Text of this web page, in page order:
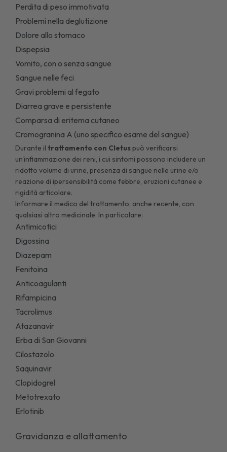
Perdita di peso immotivata
Problemi nella deglutizione
Dolore allo stomaco
Dispepsia
Vomito, con o senza sangue
Sangue nelle feci
Gravi problemi al fegato
Diarrea grave e persistente
Comparsa di eritema cutaneo
Cromogranina A (uno specifico esame del sangue)
Durante iltrattamento con Cletuspuò verificarsi
un'infiammazione dei reni, i cui sintomi possono includere un
ridotto volume di urine, presenza di sangue nelle urine e/o
reazione di ipersensibilità come febbre, eruzioni cutanee e
rigidità articolare.
Informare il medico del trattamento, anche recente, con
qualsiasi altro medicinale. In particolare:
Antimicotici
Digossina
Diazepam
Fenitoina
Anticoagulanti
Rifampicina
Tacrolimus
Atazanavir
Erba di San Giovanni
Cilostazolo
Saquinavir
Clopidogrel
Metotrexato
Erlotinib
Gravidanza e allattamento